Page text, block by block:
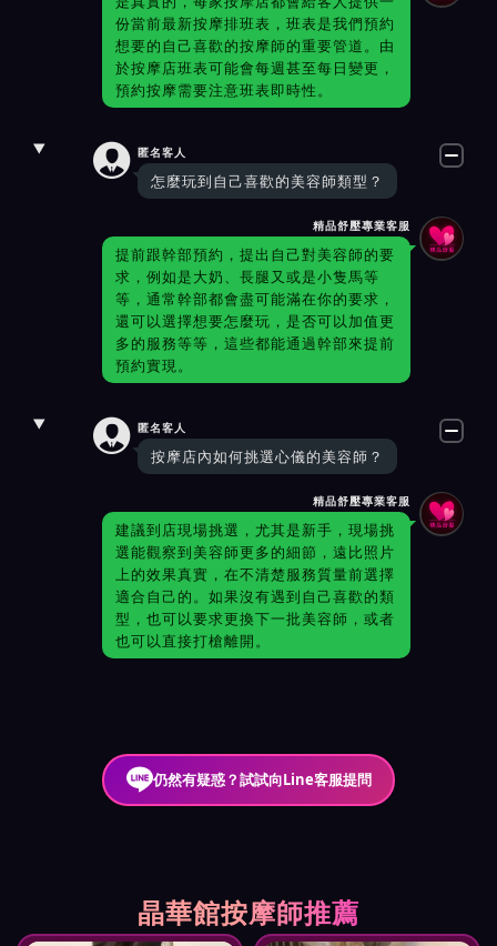
份當前最新按摩排班表，班表是我們預約
想要的自己喜歡的按摩師的重要管道。由
於按摩店班表可能會每週甚至每日變更，
預約按摩需要注意班表即時性。
 匿名客人
怎麼玩到自己喜歡的美容師類型？
精品舒壓專業客服
提前跟幹部預約，提出自己對美容師的要
求，例如是大奶、長腿又或是小隻馬等
等，通常幹部都會盡可能滿在你的要求，
還可以選擇想要怎麼玩，是否可以加值更
多的服務等等，這些都能通過幹部來提前
預約實現。
 匿名客人
按摩店內如何挑選心儀的美容師？
精品舒壓專業客服
建議到店現場挑選，尤其是新手，現場挑
選能觀察到美容師更多的細節，遠比照片
上的效果真實，在不清楚服務質量前選擇
適合自己的。如果沒有遇到自己喜歡的類
型，也可以要求更換下一批美容師，或者
也可以直接打槍離開。
仍然有疑惑？試試向Line客服提問
晶華館按摩師推薦